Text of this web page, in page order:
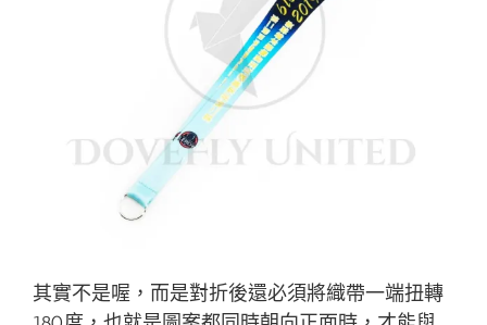
其實不是喔，而是對折後還必須將織帶一端扭轉